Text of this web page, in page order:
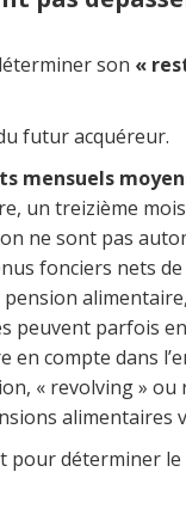
son «
futur acquéreur.
mensuels
un treizième
ne sont pas
fonciers nets
peuvent parfois
en compte dans
« revolving » ou
alimentaires
pour déterminer